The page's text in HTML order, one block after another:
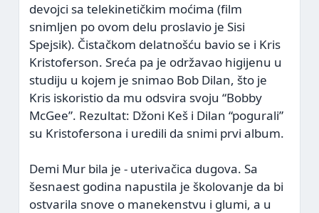
devojci sa telekinetičkim moćima (film
snimljen po ovom delu proslavio je Sisi
Spejsik). Čistačkom delatnošću bavio se i Kris
Kristoferson. Sreća pa je održavao higijenu u
studiju u kojem je snimao Bob Dilan, što je
Kris iskoristio da mu odsvira svoju “Bobby
McGee”. Rezultat: Džoni Keš i Dilan “pogurali”
su Kristofersona i uredili da snimi prvi album.
Demi Mur bila je - uterivačica dugova. Sa
šesnaest godina napustila je školovanje da bi
ostvarila snove o manekenstvu i glumi, a u